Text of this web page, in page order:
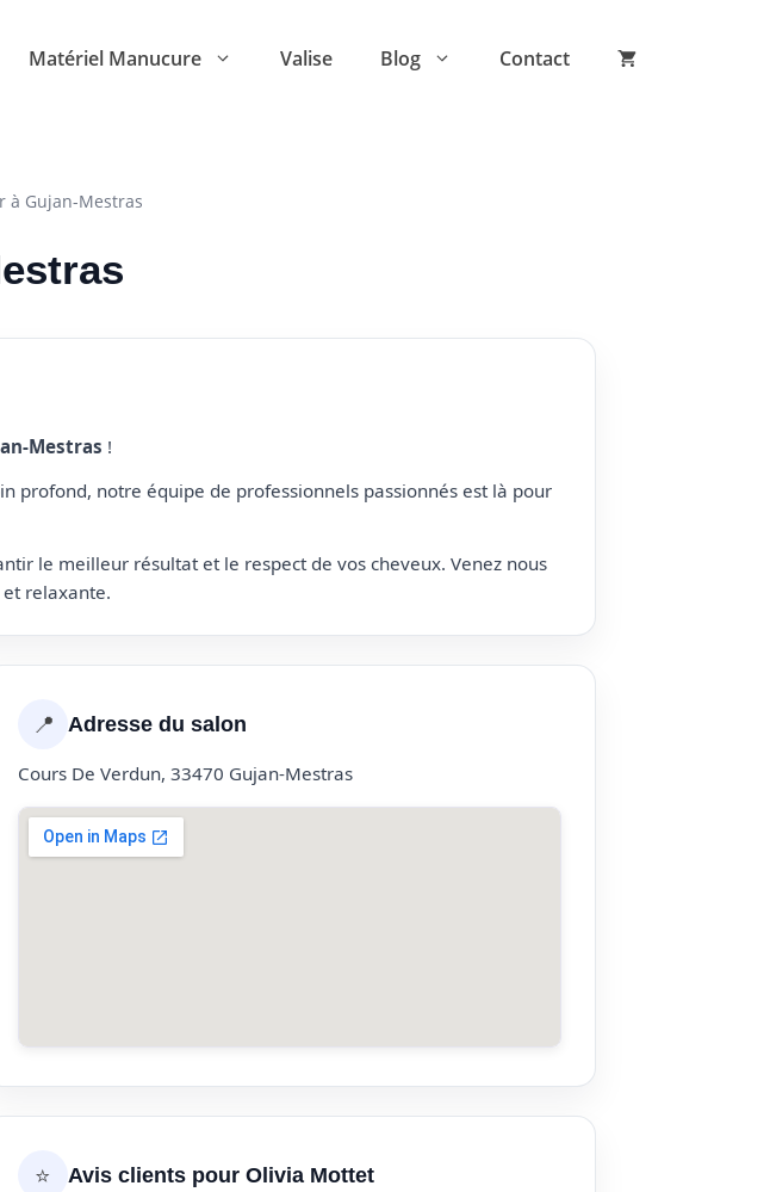
Matériel Manucure Valise Blog Contact
à Gujan-Mestras
Mestras !
profond, notre équipe de professionnels passionnés est là pour
le meilleur résultat et le respect de vos cheveux. Venez nous
relaxante.
📍 Adresse du salon
Cours De Verdun, 33470 Gujan-Mestras
⭐ Avis clients pour Olivia Mottet